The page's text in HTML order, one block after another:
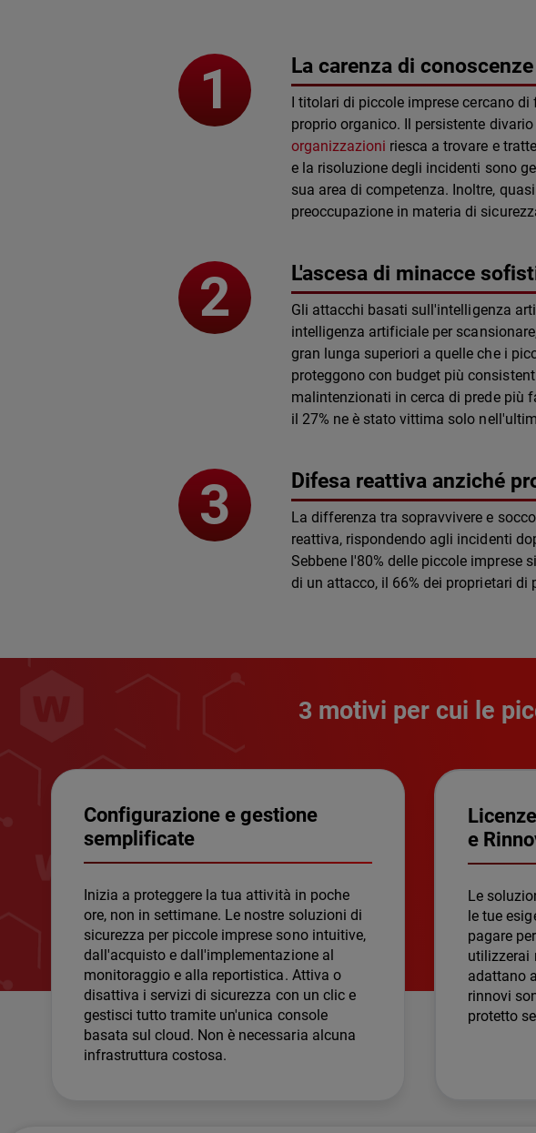
La carenza di
I titolari di piccole imprese cercano
proprio organico. Il persistente
organizzazioni riesca a trovare e
e la risoluzione degli incidenti sono
sua area di competenza. Inoltre,
preoccupazione in materia di
L'ascesa di minacce
Gli attacchi basati sull'intelligenza
intelligenza artificiale per
gran lunga superiori a quelle che i
proteggono con budget più
malintenzionati in cerca di prede più
il 27% ne è stato vittima solo
Difesa reattiva anziché
La differenza tra sopravvivere e
reattiva, rispondendo agli incidenti
Sebbene l'80% delle piccole imprese
di un attacco, il 66% dei proprietari
3 motivi per cui le
Configurazione e gestione
semplificate
Inizia a proteggere la tua attività in poche
ore, non in settimane. Le nostre soluzioni di
sicurezza per piccole imprese sono intuitive,
dall'acquisto e dall'implementazione al
monitoraggio e alla reportistica. Attiva o
disattiva i servizi di sicurezza con un clic e
gestisci tutto tramite un'unica console
basata sul cloud. Non è necessaria alcuna
infrastruttura costosa.
e
Le
le tue
pagare
utilizzerai
adattano
rinnovi
protetto